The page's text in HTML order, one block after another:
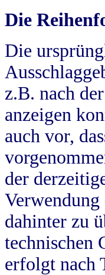
Die
Die
z.B. nach
anzeigen
auch vor,
der
dahinter zu
technischen
erfolgt nach